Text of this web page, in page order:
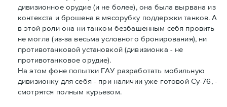
дивизионное орудие (и не более), она была вырвана из
контекста и брошена в мясорубку поддержки танков. А
в этой роли она ни танком безбашенным себя провить
не могла (из-за весьма условного бронирования), ни
противотанковой установкой (дивизионка - не
противотанковое орудие).
На этом фоне попытки ГАУ разработать мобильную
дивизионку для себя - при наличии уже готовой Су-76, -
смотрятся полным курьезом.